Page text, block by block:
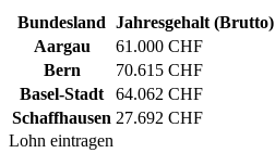
Bundesland Jahresgehalt (Brutto)
Aargau
61.000 CHF
Bern
70.615 CHF
Basel-Stadt
64.062 CHF
Schaffhausen 27.692 CHF
Lohn eintragen